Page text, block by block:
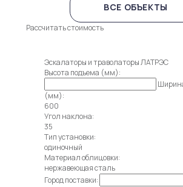
ВСЕ ОБЪЕКТЫ
Рассчитать стоимость
Эскалаторы и траволаторы ЛАТРЭС
Высота подъема (мм):
(мм):
600
Угол наклона:
35
Тип установки:
одиночный
Материал облицовки:
нержавеющая сталь
Город поставки: